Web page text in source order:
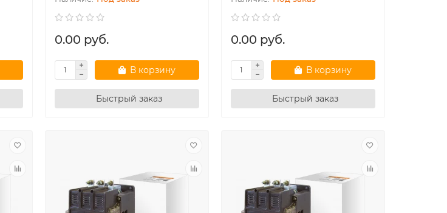
0.00 руб.
В корзину
Быстрый заказ
0.00 руб.
В корзину
Быстрый заказ